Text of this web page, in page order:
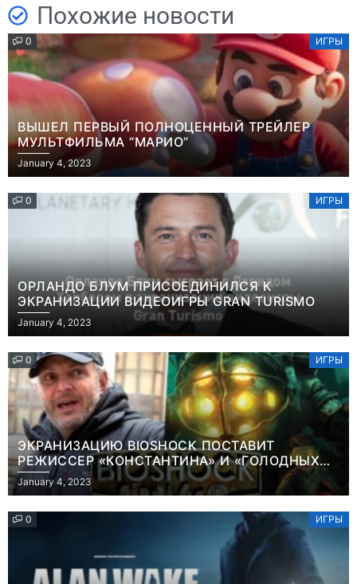
Похожие новости
0 ИГРЫ
ВЫШЕЛ ПЕРВЫЙ ПОЛНОЦЕННЫЙ ТРЕЙЛЕР
МУЛЬТФИЛЬМА “МАРИО”
January 4, 2023
0 ИГРЫ
ОРЛАНДО БЛУМ ПРИСОЕДИНИЛСЯ К
ЭКРАНИЗАЦИИ ВИДЕОИГРЫ GRAN TURISMO
January 4, 2023
0 ИГРЫ
ЭКРАНИЗАЦИЮ BIOSHOCK ПОСТАВИТ
РЕЖИССЕР «КОНСТАНТИНА» И «ГОЛОДНЫХ
ИГР»
January 4, 2023
0 ИГРЫ